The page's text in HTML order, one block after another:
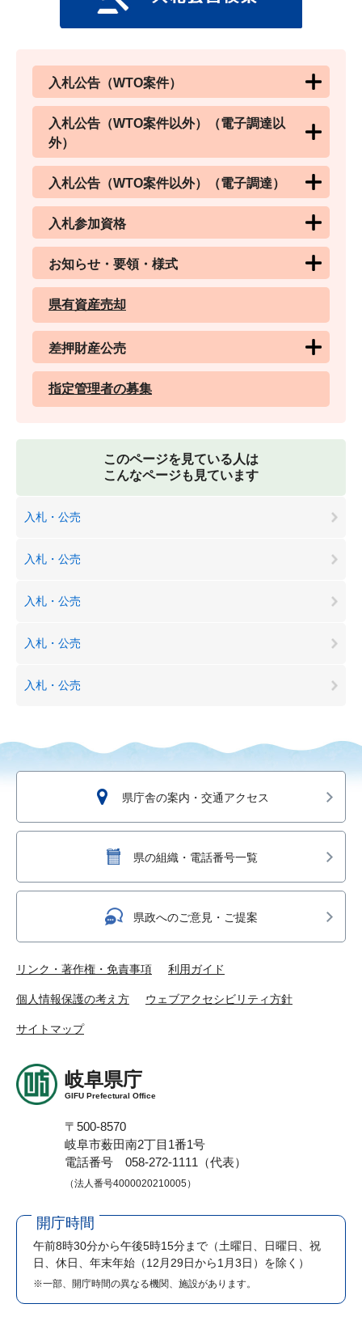
入札公告（WTO案件）
入札公告（WTO案件以外）（電子調達以
外）
入札公告（WTO案件以外）（電子調達）
入札参加資格
お知らせ・要領・様式
県有資産売却
差押財産公売
指定管理者の募集
このページを見ている人は
こんなページも見ています
入札・公売
入札・公売
入札・公売
入札・公売
入札・公売
県庁舎の案内・交通アクセス
県の組織・電話番号一覧
県政へのご意見・ご提案
リンク・著作権・免責事項 利用ガイド
個人情報保護の考え方 ウェブアクセシビリティ方針
サイトマップ
岐阜県庁
GIFU Prefectural Office
〒500-8570
岐阜市薮田南2丁目1番1号
電話番号 058-272-1111（代表）
（法人番号4000020210005）
開庁時間
午前8時30分から午後5時15分まで （土曜日、日曜日、祝
日、休日、年末年始（12月29日から1月3日）を除く）
※一部、開庁時間の異なる機関、施設があります。